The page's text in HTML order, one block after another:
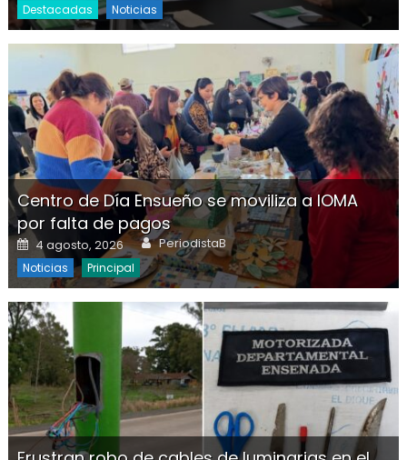
Destacadas Noticias
Centro de Día Ensueño se moviliza a IOMA
por falta de pagos
Posted on
4 agosto, 2026 Author
PeriodistaB
Noticias Principal